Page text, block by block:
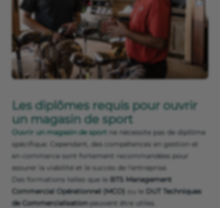
Les diplômes requis pour ouvrir
un magasin de sport
Ouvrir un magasin de sport ne nécessite pas de diplôme
spécifique. Cependant, des compétences en gestion et
en commerce sont fortement recommandées pour
assurer la viabilité et le succès de l'entreprise.
Des formations telles que le BTS Management
Commercial Opérationnel (MCO) ou le
DUT Techniques
de Commercialisation peuvent être utiles.